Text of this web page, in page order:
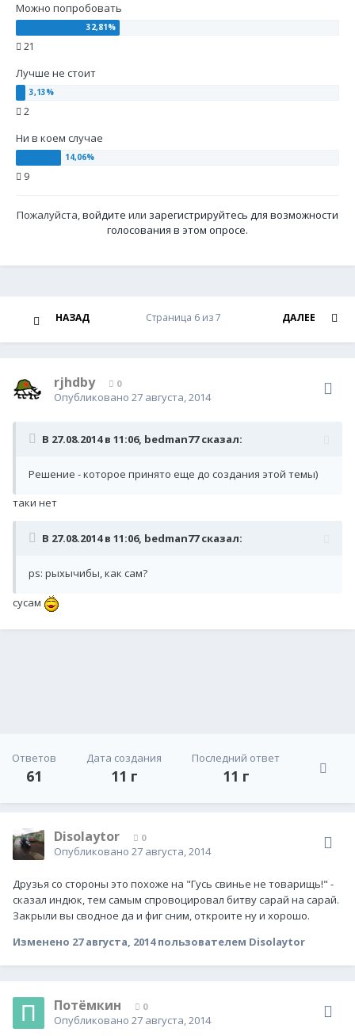
Можно попробовать
21
Лучше не стоит
2
Ни в коем случае
9
Пожалуйста,войдите или зарегистрируйтесь для возможности
голосования в этом опросе.
НАЗАД ДАЛЕЕ
Страница 6 из 7
rjhdby 0
Опубликовано 27 августа, 2014
В 27.08.2014 в 11:06, bedman77 сказал:
Решение - которое принято еще до создания этой темы)
таки нет
В 27.08.2014 в 11:06, bedman77 сказал:
ps: рыхычибы, как сам?
сусам
Ответов
61
Дата создания
11 г
Последний ответ
11 г
Disolaytor 0
Опубликовано 27 августа, 2014
Друзья со стороны это похоже на "Гусь свинье не товарищь!" -
сказал индюк, тем самым спровоцировал битву сарай на сарай.
Закрыли вы сводное да и фиг сним, откроите ну и хорошо.
Изменено 27 августа, 2014пользователем Disolaytor
Потёмкин 0
Опубликовано 27 августа, 2014